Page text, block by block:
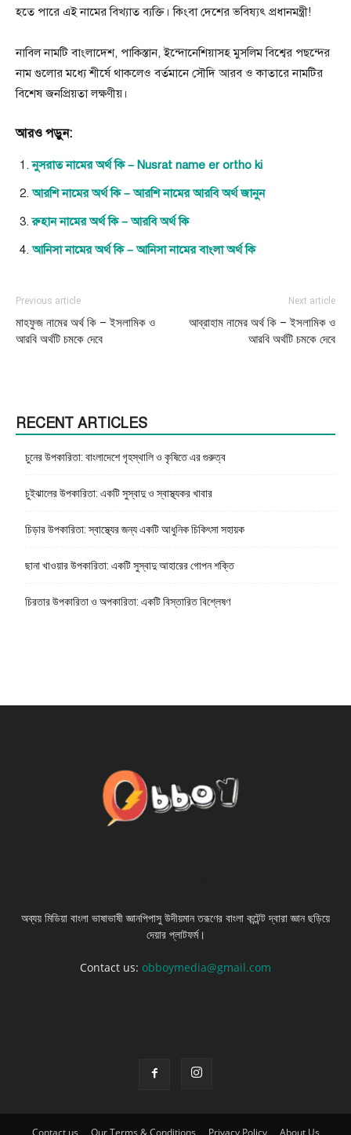
হতে পারে এই নামের বিখ্যাত ব্যক্তি। কিংবা দেশের ভবিষ্যৎ প্রধানমন্ত্রী!
নাবিল নামটি বাংলাদেশ, পাকিস্তান, ইন্দোনেশিয়াসহ মুসলিম বিশ্বের পছন্দের
নাম গুলোর মধ্যে শীর্ষে থাকলেও বর্তমানে সৌদি আরব ও কাতারে নামটির
বিশেষ জনপ্রিয়তা লক্ষণীয়।
আরও পড়ুন:
নুসরাত নামের অর্থ কি – Nusrat name er ortho ki
আরশি নামের অর্থ কি – আরশি নামের আরবি অর্থ জানুন
রুহান নামের অর্থ কি – আরবি অর্থ কি
আনিসা নামের অর্থ কি – আনিসা নামের বাংলা অর্থ কি
Previous article
মাহফুজ নামের অর্থ কি – ইসলামিক ও
আরবি অর্থটি চমকে দেবে
Next article
আব্রাহাম নামের অর্থ কি – ইসলামিক ও
আরবি অর্থটি চমকে দেবে
RECENT ARTICLES
চুনের উপকারিতা: বাংলাদেশে গৃহস্থালি ও কৃষিতে এর গুরুত্ব
চুইঝালের উপকারিতা: একটি সুস্বাদু ও স্বাস্থ্যকর খাবার
চিড়ার উপকারিতা: স্বাস্থ্যের জন্য একটি আধুনিক চিকিৎসা সহায়ক
ছানা খাওয়ার উপকারিতা: একটি সুস্বাদু আহারের গোপন শক্তি
চিরতার উপকারিতা ও অপকারিতা: একটি বিস্তারিত বিশ্লেষণ
অব্যয় মিডিয়া বাংলা ভাষাভাষী জ্ঞানপিপাসু উদীয়মান তরূণের বাংলা কন্টেন্ট দ্বারা জ্ঞান ছড়িয়ে
দেয়ার প্লাটফর্ম।
Contact us: obboymedia@gmail.com
Contact us Our Terms & Conditions Privacy Policy About Us